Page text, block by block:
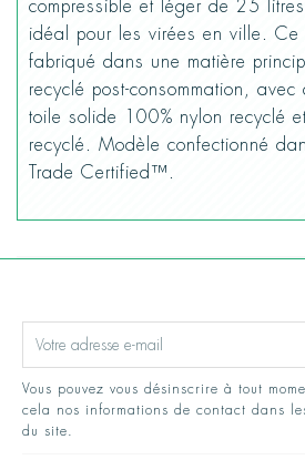
compressible et léger de 25
idéal pour les virées en ville. Ce
fabriqué dans une matière
recyclé post-consommation,
toile solide 100% nylon recyclé
recyclé. Modèle confectionné
Trade Certified™.
Vous pouvez vous désinscrire à tout
cela nos informations de contact dans
du site.